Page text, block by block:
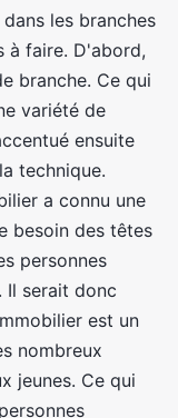
les branches
à faire. D'abord,
branche. Ce qui
variété de
ensuite
technique.
a connu une
besoin des têtes
personnes
Il serait donc
est un
nombreux
jeunes. Ce qui